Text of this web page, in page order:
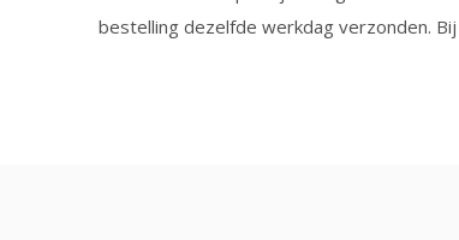
bestelling dezelfde werkdag verzonden.